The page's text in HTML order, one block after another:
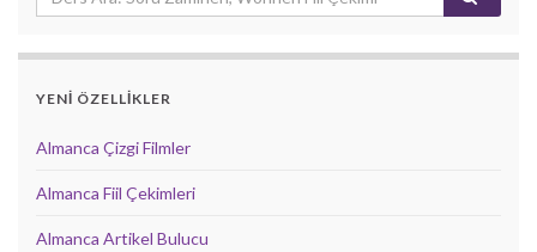
YENİ ÖZELLİKLER
Almanca Çizgi Filmler
Almanca Fiil Çekimleri
Almanca Artikel Bulucu